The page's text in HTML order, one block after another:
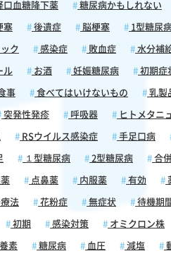
口血糖降下薬 糖尿病かもしれない
塞 後遺症 脳梗塞 1型糖尿
ク 感染症 敗血症 水分補
ル お酒 妊娠糖尿病 初期症
事 食べてはいけないもの 乳製
突発性発疹 呼吸器 ヒトメタニ
RSウイルス感染症 手足口病
１型糖尿病 2型糖尿病 合
点鼻薬 内服薬 有効
法 花粉症 無症状 待機期
初期 感染対策 オミクロン株
素 糖尿病 血圧 減塩